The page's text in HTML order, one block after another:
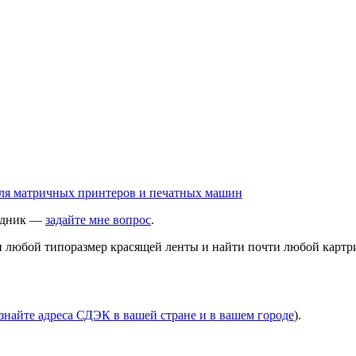
— задайте мне вопрос.
типоразмер красящей ленты и найти почти любой
адреса СДЭК в вашей стране и в вашем городе).